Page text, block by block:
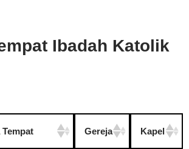
Ibadah Katolik
Tempat Gereja Kapel